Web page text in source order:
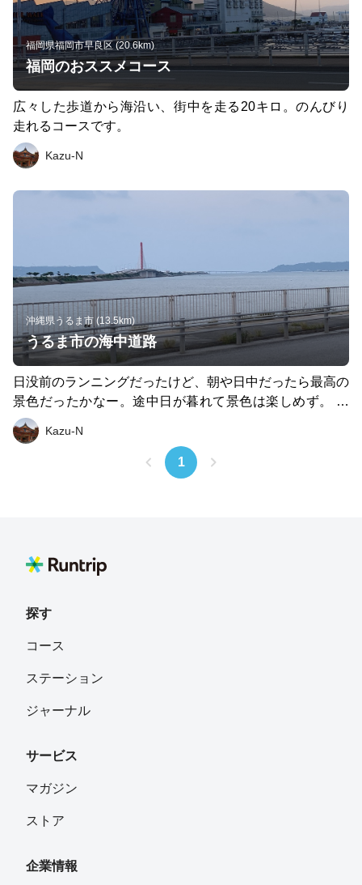
福岡県福岡市早良区 (20.6km)
福岡のおススメコース
広々した歩道から海沿い、街中を走る20キロ。のんびり
走れるコースです。
Kazu-N
沖縄県うるま市 (13.5km)
うるま市の海中道路
日没前のランニングだったけど、朝や日中だったら最高の
景色だったかなー。途中日が暮れて景色は楽しめず。 す
ごく走りやすいコースです。
Kazu-N
1
探す
コース
ステーション
ジャーナル
サービス
マガジン
ストア
企業情報